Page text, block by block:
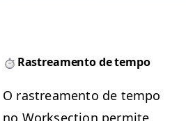
Ras­trea­men­to de tempo
O ras­trea­men­to de tem­po
no Work­sec­tion per­mite